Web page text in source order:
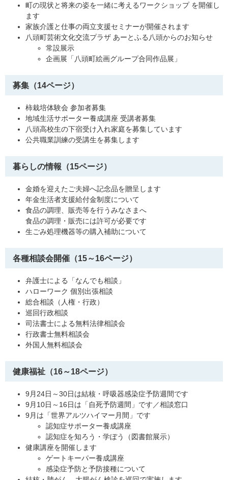
町の現状と将来の姿を一緒に考えるワークショップ を開催し
ます
家族介護と仕事の両立支援セミナーが開催されます
八頭町芸術文化交流プラザ あーとふる八頭からのお知らせ
常設展示
企画展「八頭町絵画グループ合同作品展」
募集（14ページ）
柿栽培体験会 参加者募集
地域生活サポーター養成講座 受講者募集
八頭高校生の下宿受け入れ家庭を募集しています
公共職業訓練の受講生を募集します
暮らしの情報（15ページ）
金婚を迎えたご夫婦へ記念品を贈呈します
年金生活者支援給付金制度について
食品の調理、販売等を行うみなさまへ
食品の調理・販売には許可が必要です
生ごみ処理機器等の購入補助について
各種相談会開催（15～16ページ）
弁護士による「なんでも相談」
ハローワーク 個別出張相談
総合相談（人権・行政）
巡回行政相談
司法書士による無料法律相談会
行政書士無料相談会
外国人無料相談会
健康福祉（16～18ページ）
9月24日～30日は結核・呼吸器感染症予防週間です
9月10日～16日は「自死予防週間」です／相談窓口
9月は「世界アルツハイマー月間」です
認知症サポーター養成講座
認知症を知ろう・学ぼう（図書館展示）
健康講座を開催します
ゲートキーパー養成講座
感染症予防と予防接種について